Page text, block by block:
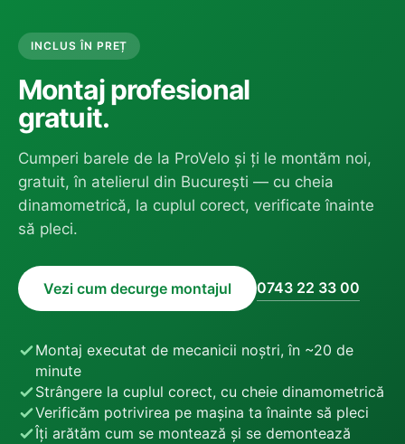
INCLUS ÎN PREȚ
Montaj profesional
gratuit.
Cumperi barele de la ProVelo și ți le montăm noi,
gratuit, în atelierul din București — cu cheia
dinamometrică, la cuplul corect, verificate înainte
să pleci.
Vezi cum decurge montajul 0743 22 33 00
Montaj executat de mecanicii noștri, în ~20 de
minute
Strângere la cuplul corect, cu cheie dinamometrică
Verificăm potrivirea pe mașina ta înainte să pleci
Îți arătăm cum se montează și se demontează